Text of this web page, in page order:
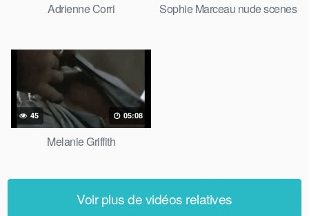
Adrienne Corri Sophie Marceau nude scenes
45 05:08
Melanie Griffith
Voir plus de vidéos relatives